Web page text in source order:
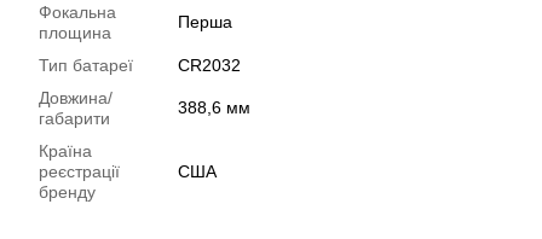
Фокальна
площина
Перша
Тип батареї
CR2032
Довжина/
габарити
388,6 мм
Країна
реєстрації
бренду
США